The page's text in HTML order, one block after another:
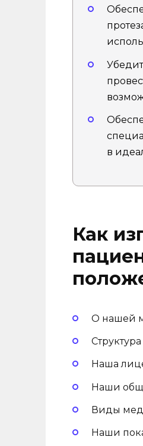
в
Как
О нашей
Наша
Наши
Виды
Наши